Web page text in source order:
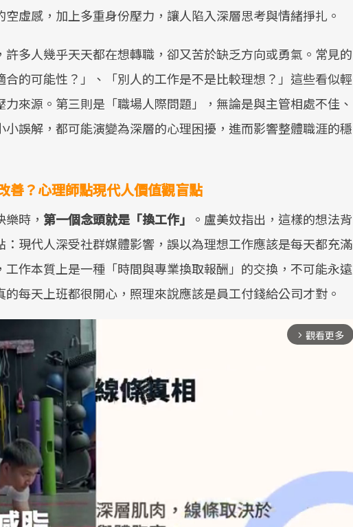
空虛感，加上多重身份壓力，讓人陷入深層思考與情緒掙扎。
多人幾乎天天都在想轉職，卻又苦於缺乏方向或勇氣。常見的
合的可能性？」、「別人的工作是不是比較理想？」這些看似輕
來源。第三則是「職場人際問題」，無論是與主管相處不佳、
誤解，都可能演變為深層的心理困擾，進而影響整體職涯的穩
善？心理師點現代人價值觀盲點
時， 第一個念頭就是「換工作」
。盧美妏指出，這樣的想法背
現代人深受社群媒體影響，誤以為理想工作應該是每天都充滿
作本質上是一種「時間與專業換取報酬」的交換，不可能永遠
每天上班都很開心，照理來說應該是員工付錢給公司才對。
arrow_forward_ios 觀看更多